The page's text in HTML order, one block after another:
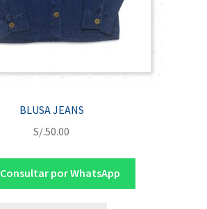
BLUSA JEANS
S/.50.00
Consultar por WhatsApp